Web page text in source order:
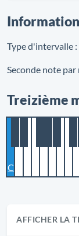
Type d'intervalle :
Seconde note par
Treizième
C
AFFICHER LA